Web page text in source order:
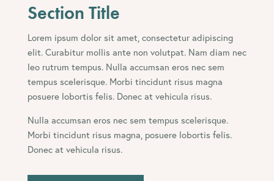
Section Title
Lorem ipsum dolor sit amet, consectetur adipiscing
elit. Curabitur mollis ante non volutpat. Nam diam nec
leo rutrum tempus. Nulla accumsan eros nec sem
tempus scelerisque. Morbi tincidunt risus magna
posuere lobortis felis. Donec at vehicula risus.
Nulla accumsan eros nec sem tempus scelerisque.
Morbi tincidunt risus magna, posuere lobortis felis.
Donec at vehicula risus.